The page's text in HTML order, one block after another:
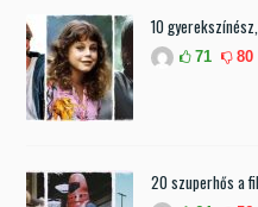
10
71 80
20 szuperhős a